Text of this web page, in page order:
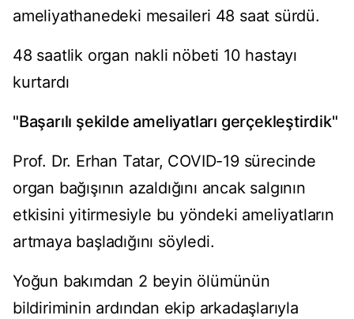
ameliyathanedeki mesaileri 48 saat sürdü.
48 saatlik organ nakli nöbeti 10 hastayı
kurtardı
"Başarılı şekilde ameliyatları gerçekleştirdik"
Prof. Dr. Erhan Tatar, COVID-19 sürecinde
organ bağışının azaldığını ancak salgının
etkisini yitirmesiyle bu yöndeki ameliyatların
artmaya başladığını söyledi.
Yoğun bakımdan 2 beyin ölümünün
bildiriminin ardından ekip arkadaşlarıyla